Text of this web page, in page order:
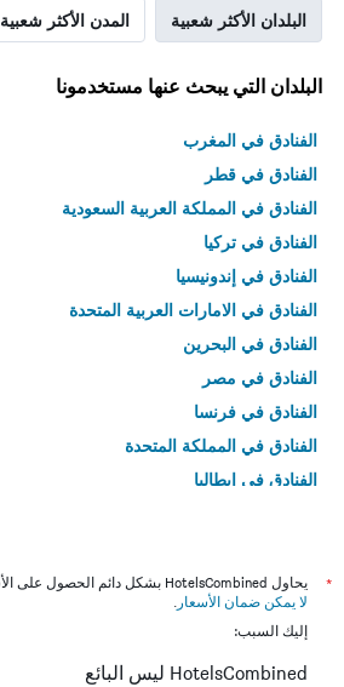
البلدان الأكثر شعبية المدن الأكثر شعبية
البلدان التي يبحث عنها مستخدمونا
الفنادق في المغرب
الفنادق في قطر
الفنادق في المملكة العربية السعودية
الفنادق في تركيا
الفنادق في إندونيسيا
الفنادق في الامارات العربية المتحدة
الفنادق في البحرين
الفنادق في مصر
الفنادق في فرنسا
الفنادق في المملكة المتحدة
الفنادق في إيطاليا
*
يحاول HotelsCombined بشكل دائم الحصول على الأسعار الدقيقة، ولكن
لا يمكن ضمان الأسعار .
إليك السبب:
HotelsCombined ليس البائع